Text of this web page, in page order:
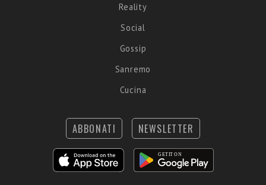
Reality
Social
Gossip
Sanremo
Cucina
ABBONATI NEWSLETTER